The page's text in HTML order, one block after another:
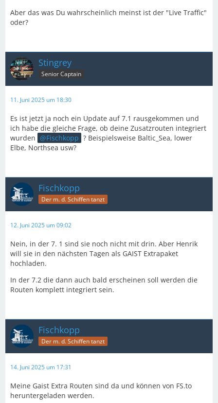
Aber das was Du wahrscheinlich meinst ist der "Live Traffic"
oder?
Stingrey
Senior Captain
11. Juni 2025 um 18:30
Es ist jetzt ja noch ein Update auf 7.1 rausgekommen und
ich habe die gleiche Frage, ob deine Zusatzrouten integriert
wurden
Fischkopp ? Beispielsweise Baltic_Sea, lower
Elbe, Northsea usw?
Fischkopp
Der m. d. Schiffen tanzt
12. Juni 2025 um 09:02
Nein, in der 7. 1 sind sie noch nicht mit drin. Aber Henrik
will sie in den nächsten Tagen als GAIST Extrapaket
hochladen.
In der 7.2 die dann auch bald erscheinen soll werden die
Routen komplett integriert sein.
Fischkopp
Der m. d. Schiffen tanzt
14. Juni 2025 um 17:31
Meine Gaist Extra Routen sind da und können von FS.to
heruntergeladen werden.